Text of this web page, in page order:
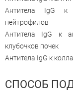
Антитела IgG к
нейтрофилов
Антитела IgG к
клубочков почек
Антитела IgG к
СПОСОБ